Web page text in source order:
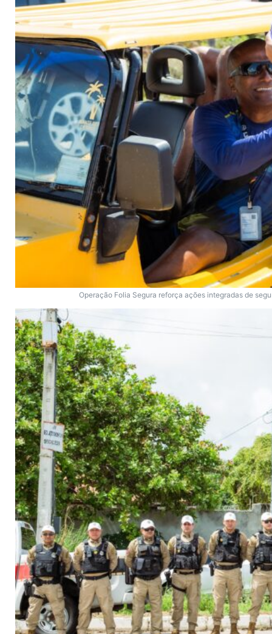
Operação Folia Segura reforça ações integradas de